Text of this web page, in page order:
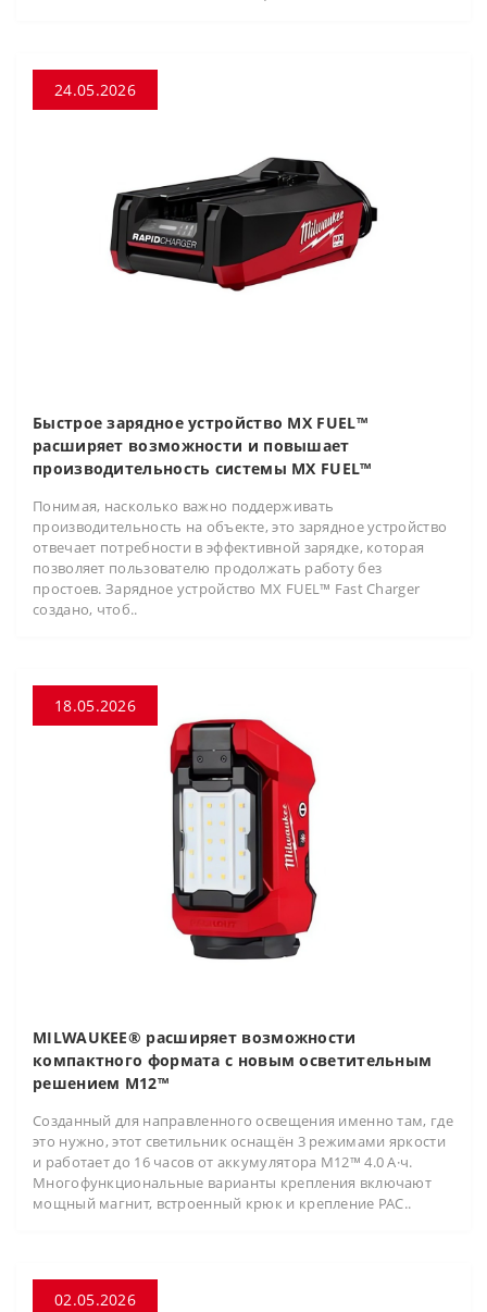
24.05.2026
Быстрое зарядное устройство MX FUEL™
расширяет возможности и повышает
производительность системы MX FUEL™
Понимая, насколько важно поддерживать
производительность на объекте, это зарядное устройство
отвечает потребности в эффективной зарядке, которая
позволяет пользователю продолжать работу без
простоев. Зарядное устройство MX FUEL™ Fast Charger
создано, чтоб..
18.05.2026
MILWAUKEE® расширяет возможности
компактного формата с новым осветительным
решением M12™
Созданный для направленного освещения именно там, где
это нужно, этот светильник оснащён 3 режимами яркости
и работает до 16 часов от аккумулятора M12™ 4.0 А·ч.
Многофункциональные варианты крепления включают
мощный магнит, встроенный крюк и крепление PAC..
02.05.2026